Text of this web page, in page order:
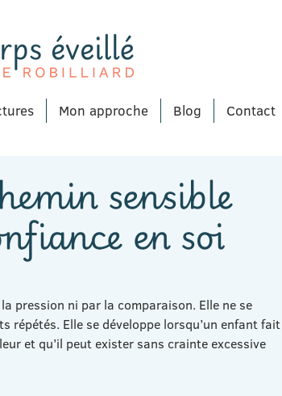
Mon approche Blog Contact
sensible
en soi
pression ni par la comparaison. Elle ne se
répétés. Elle se développe lorsqu’un enfant fait
et qu’il peut exister sans crainte excessive